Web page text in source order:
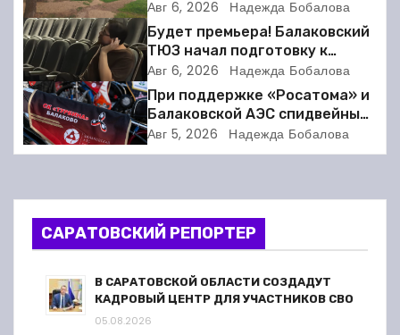
ц
и
я
п
з
а
волейбола
Авг 6, 2026 Надежда Бобалова
Будет премьера! Балаковский
ТЮЗ начал подготовку к
новому театральному сезону
Авг 6, 2026 Надежда Бобалова
При поддержке «Росатома» и
Балаковской АЭС спидвейный
клуб «Турбина» обновил
материально-техническую
Авг 5, 2026 Надежда Бобалова
САРАТОВСКИЙ РЕПОРТЕР
В САРАТОВСКОЙ ОБЛАСТИ СОЗДАДУТ
КАДРОВЫЙ ЦЕНТР ДЛЯ УЧАСТНИКОВ СВО
05.08.2026